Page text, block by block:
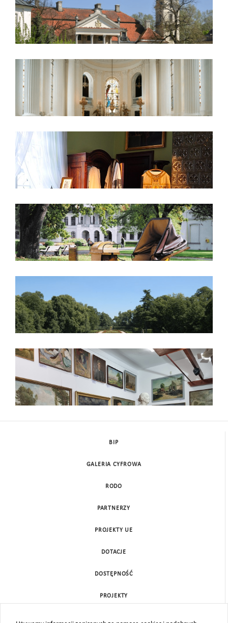
Pałac
Kaplica
Ksiądz Stefan Wyszyński w
Kozłówce 1940–1941
Powozownia
Galeria Sztuki
BIP
GALERIA CYFROWA
RODO
PARTNERZY
PROJEKTY UE
DOTACJE
DOSTĘPNOŚĆ
PROJEKTY